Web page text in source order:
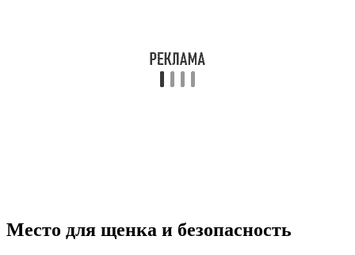
Место для щенка и безопасность